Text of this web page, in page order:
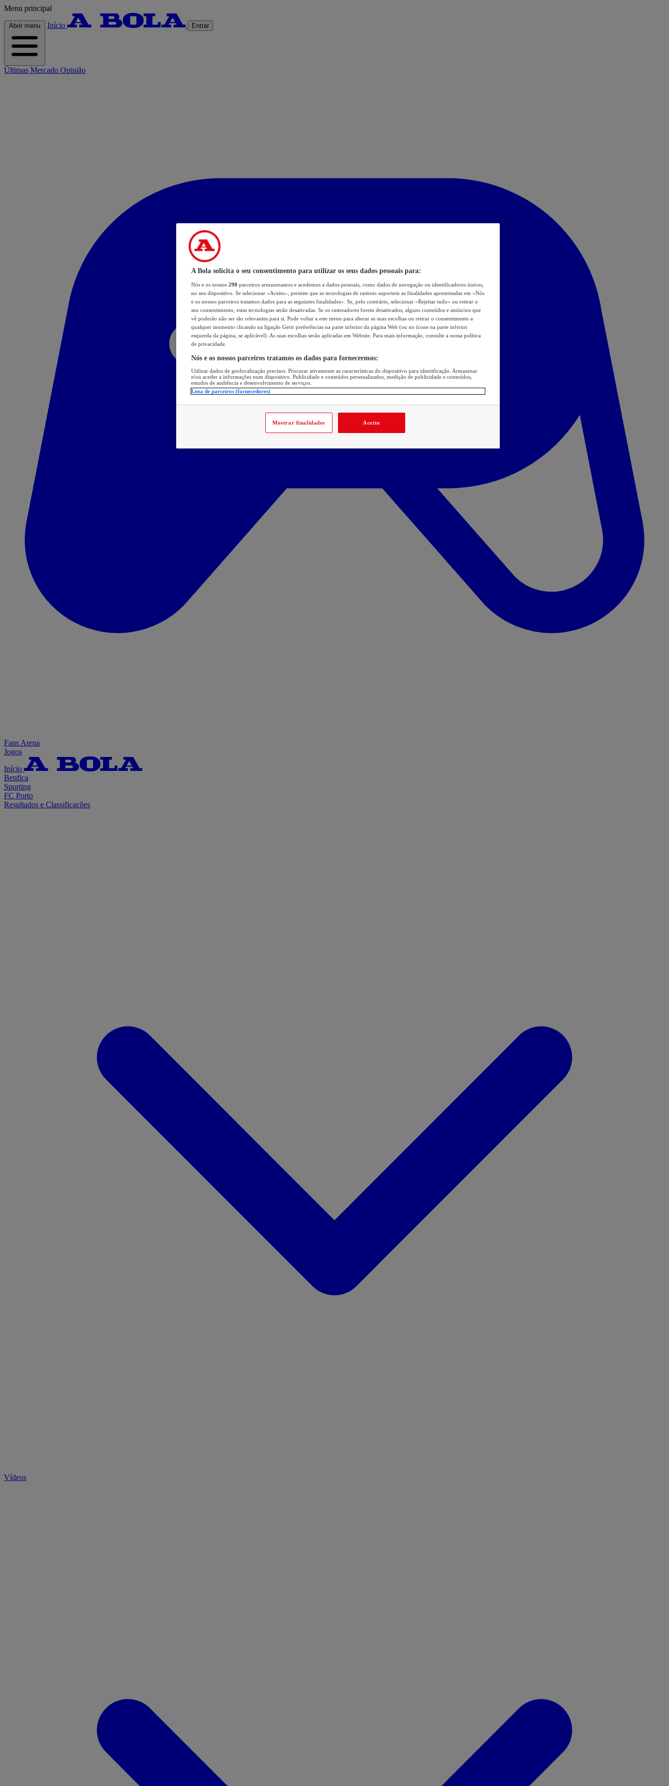
Menu principal
Abrir menu Início Entrar
Últimas Mercado Opinião
Fans Arena
Jogos
Início
Benfica
Sporting
FC Porto
Resultados e Classificações
Vídeos
A Bola solicita o seu consentimento para utilizar os seus dados pessoais para:
Nós e os nossos 298 parceiros armazenamos e acedemos a dados pessoais, como dados de navegação ou identificadores únicos,
no seu dispositivo. Se selecionar «Aceito», permite que as tecnologias de rastreio suportem as finalidades apresentadas em «Nós
e os nossos parceiros tratamos dados para as seguintes finalidades». Se, pelo contrário, selecionar «Rejeitar tudo» ou retirar o
seu consentimento, estas tecnologias serão desativadas. Se os rastreadores forem desativados, alguns conteúdos e anúncios que
vê poderão não ser tão relevantes para si. Pode voltar a este menu para alterar as suas escolhas ou retirar o consentimento a
qualquer momento clicando na ligação Gerir preferências na parte inferior da página Web (ou no ícone na parte inferior
esquerda da página, se aplicável). As suas escolhas serão aplicadas em Website. Para mais informação, consulte a nossa política
de privacidade.
Nós e os nossos parceiros tratamos os dados para fornecermos:
Utilizar dados de geolocalização precisos. Procurar ativamente as características do dispositivo para identificação. Armazenar
e/ou aceder a informações num dispositivo. Publicidade e conteúdos personalizados, medição de publicidade e conteúdos,
estudos de audiência e desenvolvimento de serviços.
Lista de parceiros (fornecedores)
Mostrar finalidades Aceito